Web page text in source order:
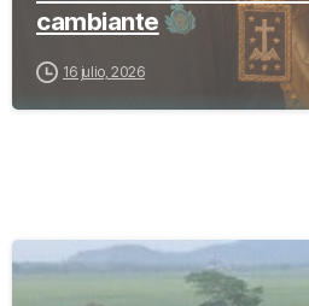
cambiante
16 julio, 2026